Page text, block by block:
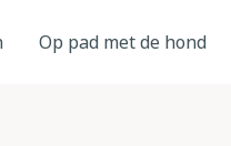
Op pad met de hond